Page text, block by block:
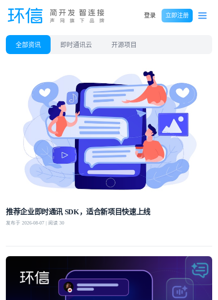
登录 立即注册
全部资讯 即时通讯云 开源项目
推荐企业即时通讯 SDK，适合新项目快速上线
发布于 2026-08-07 | 阅读 30